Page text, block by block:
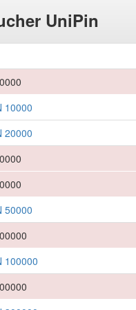
UniPin
10000
20000
50000
100000